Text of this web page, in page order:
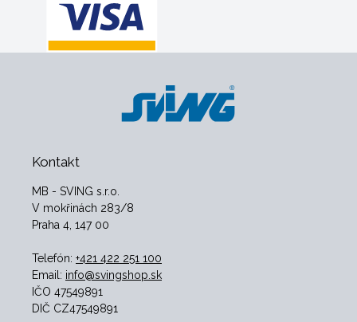
Kontakt
MB - SVING s.r.o.
V mokřinách 283/8
Praha 4, 147 00
Telefón: +421 422 251 100
Email: info@svingshop.sk
IČO 47549891
DIČ CZ47549891